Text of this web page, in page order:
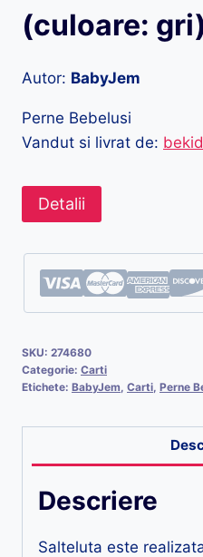
(culoare: gri)
Autor: BabyJem
Perne Bebelusi
Vandut si livrat de:
Detalii
SKU: 274680
Categorie: Carti
Etichete: BabyJem, Carti, Perne
Descriere
Salteluta este